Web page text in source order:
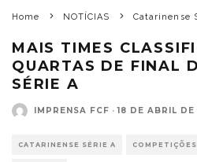
Home NOTÍCIAS Catarinense
MAIS TIMES
QUARTAS DE FINAL
SÉRIE A
IMPRENSA FCF · 18 DE ABRIL DE
CATARINENSE SÉRIE A COMPETIÇÕES